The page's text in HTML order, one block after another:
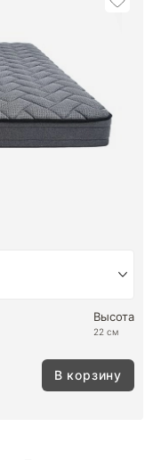
Высота
22 см
В корзину